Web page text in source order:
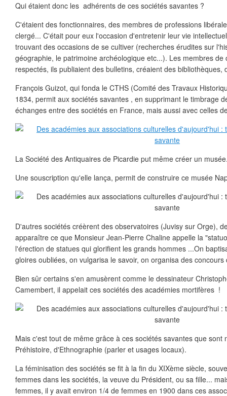
Qui étaient donc les adhérents de ces sociétés savantes ?
C'étaient des fonctionnaires, des membres de professions
clergé... C'était pour eux l'occasion d'entretenir leur vie
trouvant des occasions de se cultiver (recherches érudites sur
géographie, le patrimoine archéologique etc...). Les membres de
respectés, ils publiaient des bulletins, créaient des bibliothèques,
François Guizot, qui fonda le CTHS (Comité des Travaux
1834, permit aux sociétés savantes , en supprimant le timbrage
échanges entre des sociétés en France, mais aussi avec celles
La Société des Antiquaires de Picardie put même créer un
Une souscription qu'elle lança, permit de construire ce musée
D'autres sociétés créèrent des observatoires (Juvisy sur Orge),
apparaître ce que Monsieur Jean-Pierre Chaline appelle la
l'érection de statues qui glorifient les grands hommes ...On
gloires oubliées, on vulgarisa le savoir, on organisa des
Bien sûr certains s'en amusèrent comme le dessinateur
Camembert, il appelait ces sociétés des académies mortifères !
Mais c'est tout de même grâce à ces sociétés savantes que
Préhistoire, d'Ethnographie (parler et usages locaux).
La féminisation des sociétés se fit à la fin du XIXème siècle,
femmes dans les sociétés, la veuve du Président, ou sa fille...
femmes, il y avait environ 1/4 de femmes en 1900 dans ces